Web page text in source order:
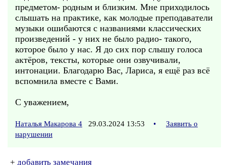
предметом- родным и близким. Мне приходилось
слышать на практике, как молодые преподаватели
музыки ошибаются с названиями классических
произведений - у них не было радио- такого,
которое было у нас. Я до сих пор слышу голоса
актёров, тексты, которые они озвучивали,
интонации. Благодарю Вас, Лариса, я ещё раз всё
вспомнила вместе с Вами.
С уважением,
Наталья Макарова 4 29.03.2024 13:53 •
Заявить о
нарушении
+ добавить замечания